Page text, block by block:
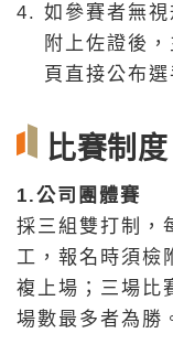
如參賽者無
附上佐證後
頁直接公布選
比賽制度
1.公司團體賽
採三組雙打制，
工，報名時須檢
複上場；三場比
場數最多者為勝